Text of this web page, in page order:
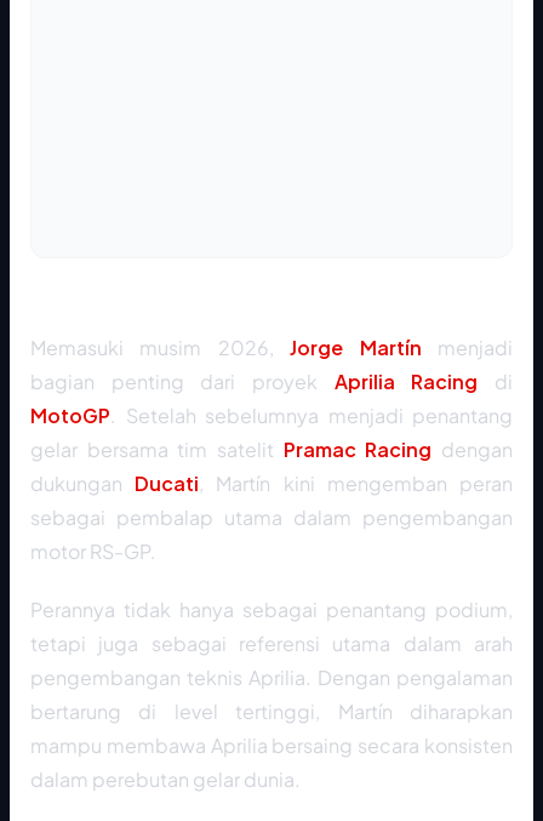
Memasuki musim 2026,Jorge Martín menjadi
bagian penting dari proyek Aprilia Racing di
MotoGP. Setelah sebelumnya menjadi penantang
gelar bersama tim satelit Pramac Racing dengan
dukungan Ducati, Martín kini mengemban peran
sebagai pembalap utama dalam pengembangan
motor RS-GP.
Perannya tidak hanya sebagai penantang podium,
tetapi juga sebagai referensi utama dalam arah
pengembangan teknis Aprilia. Dengan pengalaman
bertarung di level tertinggi, Martín diharapkan
mampu membawa Aprilia bersaing secara konsisten
dalam perebutan gelar dunia.